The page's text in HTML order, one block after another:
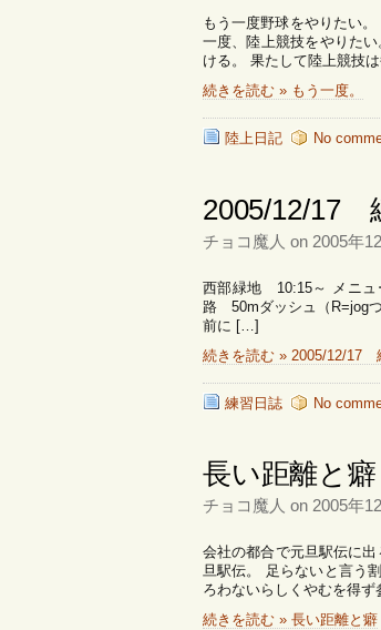
もう一度野球をやりたい
一度、陸上競技をやりた
ける。 果たして陸上競技
続きを読む » もう一度。
陸上日記 No
2005/12/17
チョコ魔人 on 2005年
西部緑地 10:15～ メニュ
路 50mダッシュ（R=jog
前に […]
続きを読む » 2005/12/17
練習日誌 No
長い距離と癖
チョコ魔人 on 2005年
会社の都合で元旦駅伝に
旦駅伝。 足らないと言う
ろわないらしくやむを得
続きを読む » 長い距離と癖